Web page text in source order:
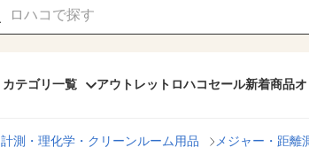
カテゴリ一覧 アウトレット ロハコセール新着商品
計測・理化学・クリーンルーム用品 メジャー・距離